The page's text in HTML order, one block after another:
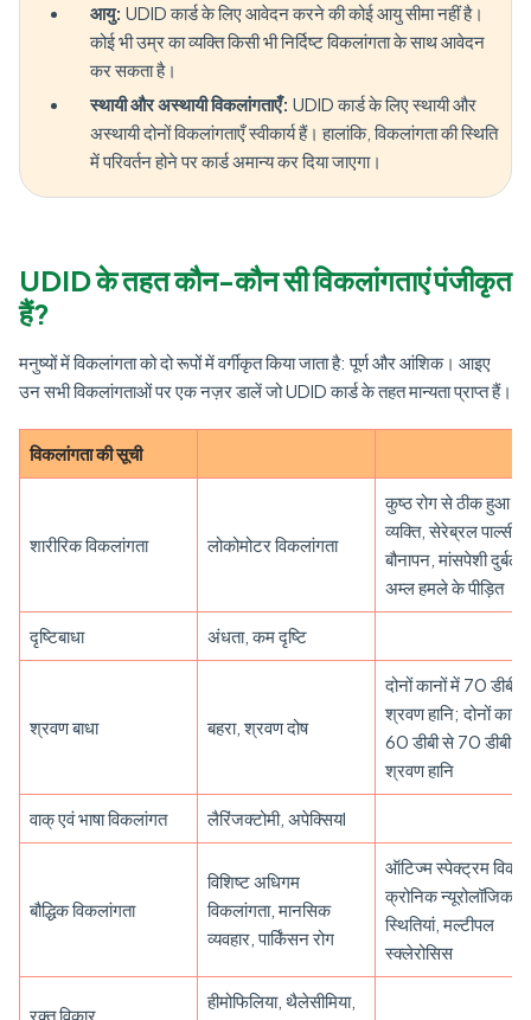
आयु: UDID कार्ड के लिए आवेदन करने की कोई आयु सीमा नहीं है।
कोई भी उम्र का व्यक्ति किसी भी निर्दिष्ट विकलांगता के साथ आवेदन
कर सकता है।
स्थायी और अस्थायी विकलांगताएँ: UDID कार्ड के लिए स्थायी और
अस्थायी दोनों विकलांगताएँ स्वीकार्य हैं। हालांकि, विकलांगता की स्थिति
में परिवर्तन होने पर कार्ड अमान्य कर दिया जाएगा।
UDID के तहत कौन-कौन सी विकलांगताएं पंजीकृत
हैं?
मनुष्यों में विकलांगता को दो रूपों में वर्गीकृत किया जाता है: पूर्ण और आंशिक। आइए
उन सभी विकलांगताओं पर एक नज़र डालें जो UDID कार्ड के तहत मान्यता प्राप्त हैं।
विकलांगता की सूची
शारीरिक विकलांगता लोकोमोटर विकलांगता
कुष्ठ रोग से ठीक हुआ
व्यक्ति, सेरेब्रल पाल्सी,
बौनापन, मांसपेशी
अम्ल हमले के पीड़ित
दृष्टिबाधा अंधता, कम दृष्टि
श्रवण बाधा बहरा, श्रवण दोष
दोनों कानों में 70 डीबी
श्रवण हानि; दोनों कानों
60 डीबी से 70 डीबी
श्रवण हानि
वाक् एवं भाषा विकलांगत लैरिंजक्टोमी, अपेक्सियl
बौद्धिक विकलांगता
विशिष्ट अधिगम
विकलांगता, मानसिक
व्यवहार, पार्किंसन रोग
ऑटिज्म स्पेक्ट्रम
क्रोनिक न्यूरोलॉजिकल
स्थितियां, मल्टीपल
स्क्लेरोसिस
रक्त विकार
हीमोफिलिया, थैलेसीमिया,